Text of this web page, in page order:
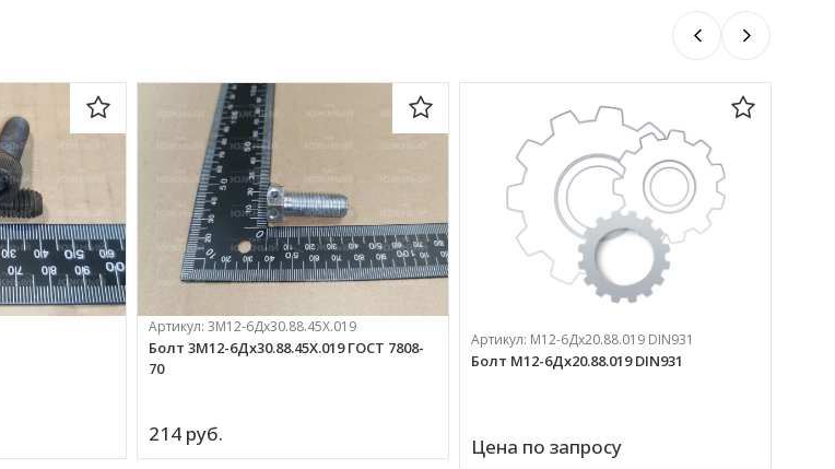
Артикул:3М12-6Дх30.88.45Х.019
Болт 3М12-6Дх30.88.45Х.019 ГОСТ 7808-
70
214 руб.
Артикул: М12-6Дх20.88.019 DIN931
Болт М12-6Дх20.88.019 DIN931
Цена по запросу